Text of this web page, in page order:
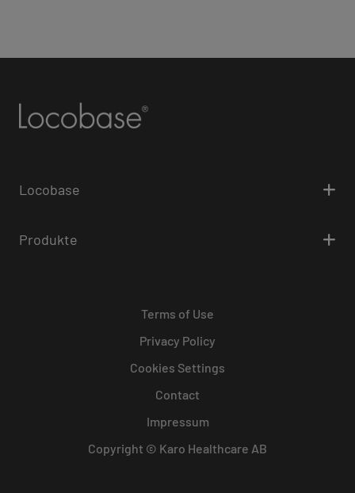
Locobase
Produkte
Terms of Use
Privacy Policy
Cookies Settings
Contact
Impressum
Copyright © Karo Healthcare AB